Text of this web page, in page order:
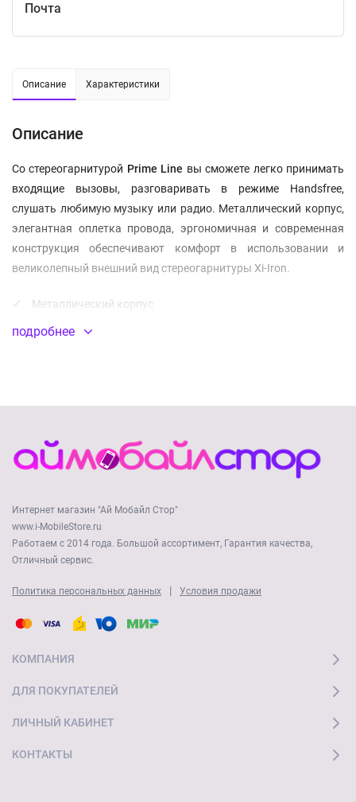
Почта
Описание Характеристики
Описание
Со стереогарнитурой Prime Line вы сможете легко принимать
входящие вызовы, разговаривать в режиме Handsfree,
слушать любимую музыку или радио. Металлический корпус,
элегантная оплетка провода, эргономичная и современная
конструкция обеспечивают комфорт в использовании и
великолепный внешний вид стереогарнитуры Xi-Iron.
Металлический корпус
Диаметр мембраны: 10 мм
Разъем: 3.5 мм
Длина кабеля: 1.2 м
Производитель:
КОМПЛЕКТАЦИЯ
СтереогарнитураXi-Iron, цвет:серый(арт. 4020)
СОВМЕСТИМОСТЬ
устройства с аудиовыходом 3.5 мм. Микрофон совместим
подробнее
Интернет магазин "Ай Мобайл Стор"
www.i-MobileStore.ru
Работаем с 2014 года. Большой ассортимент, Гарантия качества,
Отличный сервис.
Политика персональных данных | Условия продажи
КОМПАНИЯ
ДЛЯ ПОКУПАТЕЛЕЙ
ЛИЧНЫЙ КАБИНЕТ
КОНТАКТЫ